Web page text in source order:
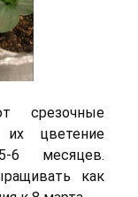
срезочные
цветение
6 месяцев.
как